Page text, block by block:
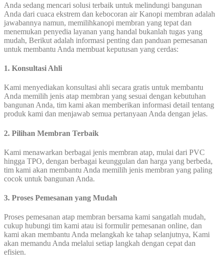
Anda sedang mencari solusi terbaik untuk melindungi bangunan
Anda dari cuaca ekstrem dan kebocoran air Kanopi membran adalah
jawabannya namun, memilihkanopi membran yang tepat dan
menemukan penyedia layanan yang handal bukanlah tugas yang
mudah, Berikut adalah informasi penting dan panduan pemesanan
untuk membantu Anda membuat keputusan yang cerdas:
1. Konsultasi Ahli
Kami menyediakan konsultasi ahli secara gratis untuk membantu
Anda memilih jenis atap membran yang sesuai dengan kebutuhan
bangunan Anda, tim kami akan memberikan informasi detail tentang
produk kami dan menjawab semua pertanyaan Anda dengan jelas.
2. Pilihan Membran Terbaik
Kami menawarkan berbagai jenis membran atap, mulai dari PVC
hingga TPO, dengan berbagai keunggulan dan harga yang berbeda,
tim kami akan membantu Anda memilih jenis membran yang paling
cocok untuk bangunan Anda.
3. Proses Pemesanan yang Mudah
Proses pemesanan atap membran bersama kami sangatlah mudah,
cukup hubungi tim kami atau isi formulir pemesanan online, dan
kami akan membantu Anda melangkah ke tahap selanjutnya, Kami
akan memandu Anda melalui setiap langkah dengan cepat dan
efisien.